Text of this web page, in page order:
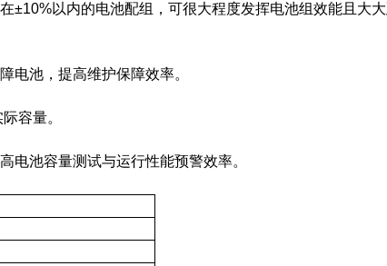
以内的电池配组，可很大程度发挥电池组效能且大
池，提高维护保障效率。
容量。
池容量测试与运行性能预警效率。